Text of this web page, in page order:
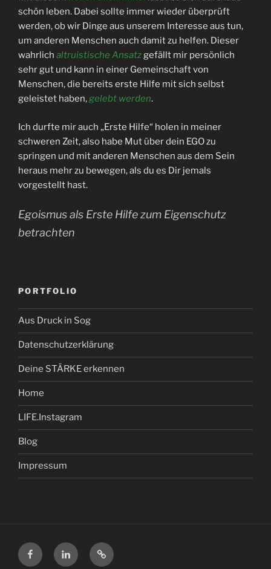
schön leben. Dabei sollte immer wieder überprüft
werden, ob wir Dinge aus unserem Interesse aus tun,
um anderen Menschen auch damit zu helfen. Dieser
wahrlich altruistische Ansatzgefällt mir persönlich
sehr gut und kann in einer Gemeinschaft von
Menschen, die bereits erste Hilfe mit sich selbst
geleistet haben,gelebt werden.
Ich durfte mir auch „Erste Hilfe“ holen in meiner
schweren Zeit, also habe Mut über dein EGO zu
springen und mit anderen Menschen aus dem Sein
heraus mehr zu bewegen, als du es Dir jemals
vorgestellt hast.
Egoismus als Erste Hilfe zum Eigenschutz
betrachten
PORTFOLIO
Aus Druck in Sog
Datenschutzerklärung
Deine STÄRKE erkennen
Home
LIFE.Instagram
Blog
Impressum
FacebookLinkedInXing
Profil